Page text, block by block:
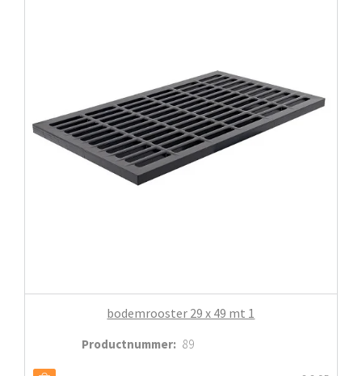
bodemrooster 29 x 49 mt 1
Productnummer: 89